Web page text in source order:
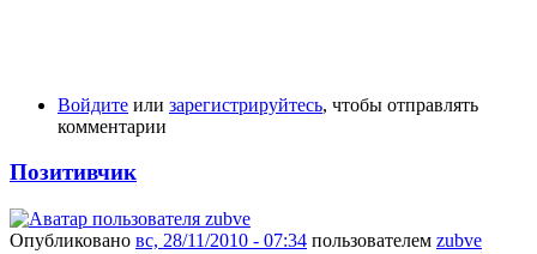
Войдите или зарегистрируйтесь, чтобы отправлять
комментарии
Позитивчик
Опубликовано вс, 28/11/2010 - 07:34 пользователем zubve